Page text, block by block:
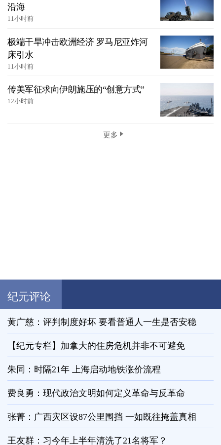
沿海
11小时前
极端干旱冲击欧洲经济 罗马尼亚炸河
床引水
11小时前
传美军征求向伊朗施压的“创意方式”
12小时前
更多
纪元评论
黄广慈：评判制度好坏 要看普通人一生是否安稳
【纪元专栏】加拿大的住房危机并非不可避免
朱同：时隔21年 上海启动地铁涨价流程
费良勇：现代政治文明如何定义革命与反革命
张菁：广西灾区设87公里围挡 一如既往掩盖真相
王友群：习今年上半年清洗了21名将军？